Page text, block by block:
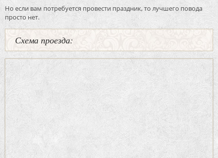
Но если вам потребуется провести праздник, то лучшего повода
просто нет.
Схема проезда: